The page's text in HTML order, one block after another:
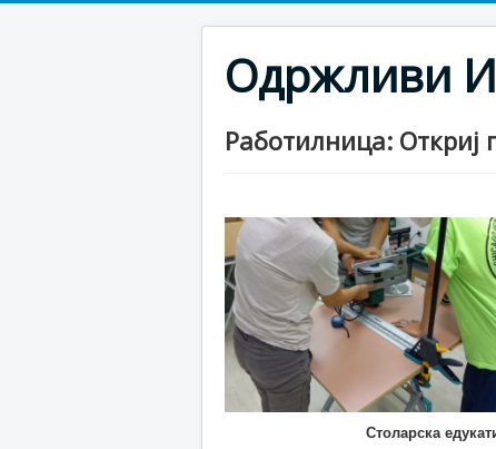
Одржливи
Работилница: Откриј
Столарска